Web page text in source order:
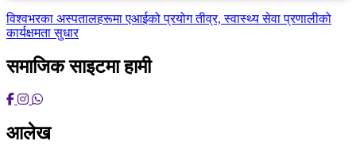
विश्वभरका अस्पतालहरूमा एआईको प्रयोग तीव्र, स्वास्थ्य सेवा प्रणालीको
कार्यक्षमता सुधार
समाजिक साइटमा हामी
आलेख